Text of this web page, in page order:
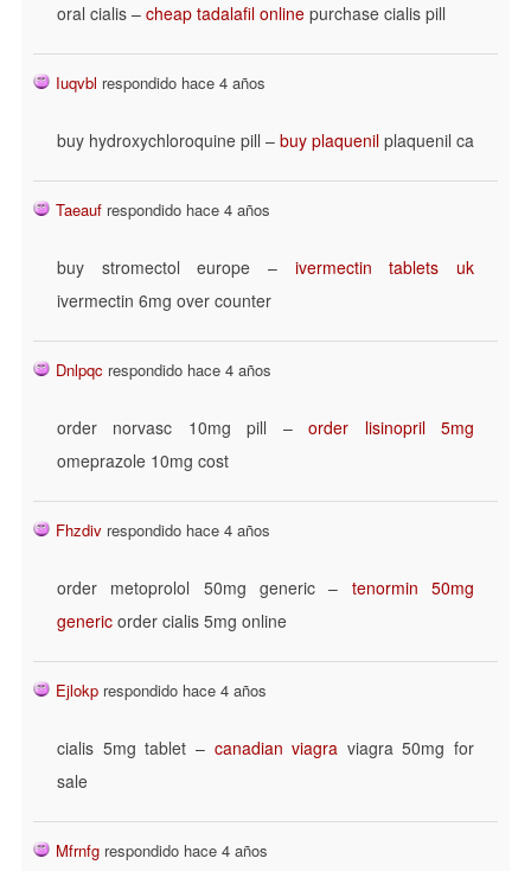
oral cialis – cheap tadalafil online purchase cialis pill
Iuqvbl respondido hace 4 años
buy hydroxychloroquine pill – buy plaquenil plaquenil ca
Taeauf respondido hace 4 años
buy stromectol europe – ivermectin tablets uk
ivermectin 6mg over counter
Dnlpqc respondido hace 4 años
order norvasc 10mg pill –order lisinopril 5mg
omeprazole 10mg cost
Fhzdiv respondido hace 4 años
order metoprolol 50mg generic – tenormin 50mg
generic order cialis 5mg online
Ejlokp respondido hace 4 años
cialis 5mg tablet – canadian viagra viagra 50mg for
sale
Mfrnfg respondido hace 4 años